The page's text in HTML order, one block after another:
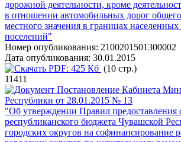
дорожной деятельности, кроме
в отношении автомобильных дорог
местного значения в границах
поселений"
Номер опубликования: 2100201501300002
Дата опубликования: 30.01.2015
PDF: 425 Кб (10 стр.)
11411
Постановление Кабинета
Республики от 28.01.2015 № 13
"Об утверждении Правил предоставления
республиканского бюджета Чувашской
городских округов на софинансирование